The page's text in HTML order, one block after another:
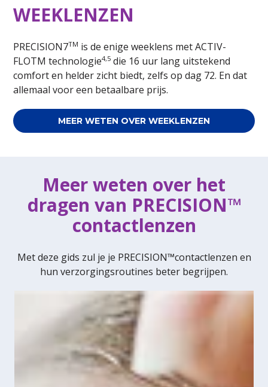
WEEKLENZEN
PRECISION7TM is de enige weeklens met ACTIV-
FLOTM technologie4,5 die 16 uur lang uitstekend
comfort en helder zicht biedt, zelfs op dag 72. En dat
allemaal voor een betaalbare prijs.
MEER WETEN OVER WEEKLENZEN
Meer weten over het
dragen van PRECISION™
contactlenzen
Met deze gids zul je je PRECISION™contactlenzen en
hun verzorgingsroutines beter begrijpen.